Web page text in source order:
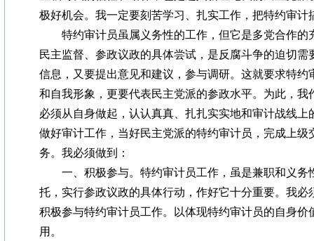
极好机会。我一定要刻苦学习、扎实工作，把特约审计
特约审计员虽属义务性的工作，但它是多党合作的
民主监督、参政议政的具体尝试，是反腐斗争的迫切需
信息，又要提出意见和建议，参与调研。这就要求特约
和自我形象，更要代表民主党派的参政水平。为此，我
必须从自身做起，认认真真、扎扎实实地和审计战线上
做好审计工作，当好民主党派的特约审计员，完成上级
务。我必须做到：
一、积极参与。特约审计员工作，虽是兼职和义务
托，实行参政议政的具体行动，作好它十分重要。我必
积极参与特约审计员工作。以体现特约审计员的自身价
用。